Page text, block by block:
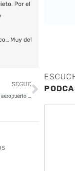
Por el
Muy del
SEGUE
El acceso al sistema de Seguridad de un aeropuerto hackeado y puesto a la venta por $10